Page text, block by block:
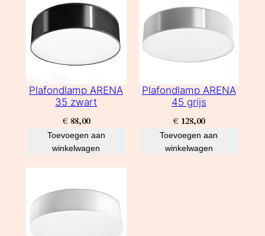
Plafondlamp ARENA
35 zwart
€ 88,00
Toevoegen aan
winkelwagen
Plafondlamp ARENA
45 grijs
€ 128,00
Toevoegen aan
winkelwagen